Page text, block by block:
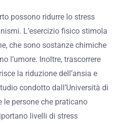
possono ridurre lo stress
L’esercizio fisico stimola
che sono sostanze chimiche
l’umore. Inoltre, trascorrere
la riduzione dell’ansia e
condotto dall’Università di
le persone che praticano
livelli di stress